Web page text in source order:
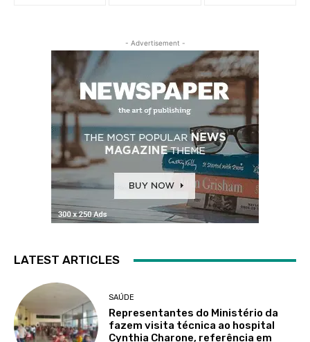
- Advertisement -
LATEST ARTICLES
SAÚDE
Representantes do Ministério da
fazem visita técnica ao hospital
Cynthia Charone, referência em